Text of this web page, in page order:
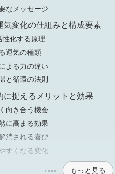
なメッセージ
気変化の仕組みと構成要素
性化する原理
運気の種類
よる力の違い
と循環の法則
に捉えるメリットと効果
向き合う機会
に高まる効果
消される喜び
すくなる変化
もっと見る